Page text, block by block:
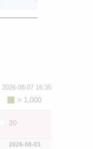
2026-08-07 16:35
> 1,000
20
2026-08-03